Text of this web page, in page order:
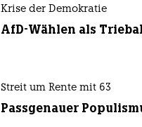
Krise der Demokratie
AfD-Wählen als
Streit um Rente mit 63
Passgenauer